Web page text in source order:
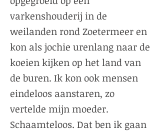
varkenshouderij in de
weilanden rond Zoetermeer en
kon als jochie urenlang naar de
koeien kijken op het land van
de buren. Ik kon ook mensen
eindeloos aanstaren, zo
vertelde mijn moeder.
Schaamteloos. Dat ben ik gaan